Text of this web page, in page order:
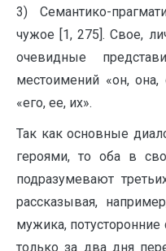
3) Семантико-
чужое [1, 275]. Свое,
очевидные
местоимений «он,
«его, ее, их».
Так как основные
героями, то оба в
подразумевают
рассказывая,
мужика,
только за два дня